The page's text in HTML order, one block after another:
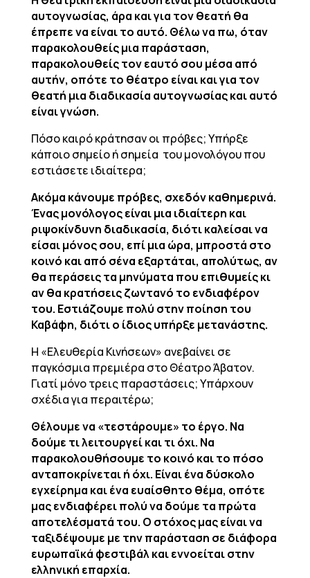
αυτογνωσίας, άρα και για τον θεατή θα
έπρεπε να είναι το αυτό. Θέλω να πω, όταν
παρακολουθείς μια παράσταση,
παρακολουθείς τον εαυτό σου μέσα από
αυτήν, οπότε το θέατρο είναι και για τον
θεατή μια διαδικασία αυτογνωσίας και αυτό
είναι γνώση.
Πόσο καιρό κράτησαν οι πρόβες; Υπήρξε
κάποιο σημείο ή σημεία του μονολόγου που
εστιάσετε ιδιαίτερα;
Ακόμα κάνουμε πρόβες, σχεδόν καθημερινά.
Ένας μονόλογος είναι μια ιδιαίτερη και
ριψοκίνδυνη διαδικασία, διότι καλείσαι να
είσαι μόνος σου, επί μια ώρα, μπροστά στο
κοινό και από σένα εξαρτάται, απολύτως, αν
θα περάσεις τα μηνύματα που επιθυμείς κι
αν θα κρατήσεις ζωντανό το ενδιαφέρον
του. Εστιάζουμε πολύ στην ποίηση του
Καβάφη, διότι ο ίδιος υπήρξε μετανάστης.
Η «Ελευθερία Κινήσεων» ανεβαίνει σε
παγκόσμια πρεμιέρα στο Θέατρο Άβατον.
Γιατί μόνο τρεις παραστάσεις; Υπάρχουν
σχέδια για περαιτέρω;
Θέλουμε να «τεστάρουμε» το έργο. Να
δούμε τι λειτουργεί και τι όχι. Να
παρακολουθήσουμε το κοινό και το πόσο
ανταποκρίνεται ή όχι. Είναι ένα δύσκολο
εγχείρημα και ένα ευαίσθητο θέμα, οπότε
μας ενδιαφέρει πολύ να δούμε τα πρώτα
αποτελέσματά του. Ο στόχος μας είναι να
ταξιδέψουμε με την παράσταση σε διάφορα
ευρωπαϊκά φεστιβάλ και εννοείται στην
ελληνική επαρχία.